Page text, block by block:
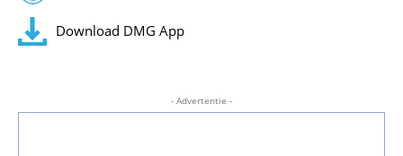
Download DMG App
- Advertentie -